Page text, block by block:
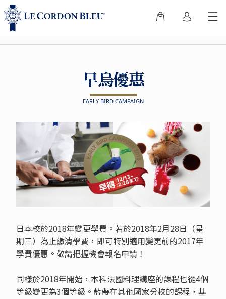
早鳥優惠
EARLY BIRD CAMPAIGN
日本校於2018年變更學費。若於2018年2月28日（星
期三）為止繳清學費，即可特別適用變更前的2017年
學費優惠。敬請把握機會報名申請！
同樣於2018年開始，本科法國料理講座的課程也從4個
等級變更為3個等級。藍帶在其他國家分校的課程，基